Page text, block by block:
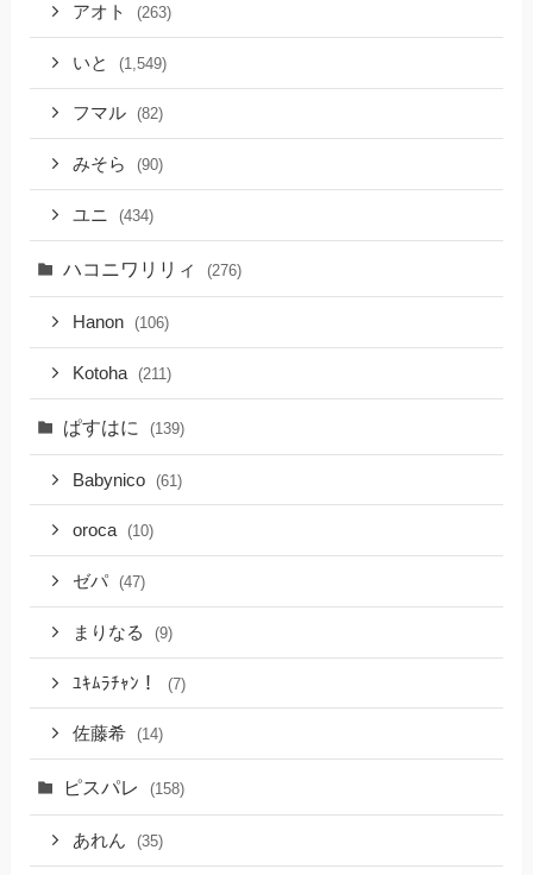
アオト (263)
いと (1,549)
フマル (82)
みそら (90)
ユニ (434)
ハコニワリリィ (276)
Hanon (106)
Kotoha (211)
ぱすはに (139)
Babynico (61)
oroca (10)
ゼパ (47)
まりなる (9)
ﾕｷﾑﾗﾁｬﾝ！ (7)
佐藤希 (14)
ピスパレ (158)
あれん (35)